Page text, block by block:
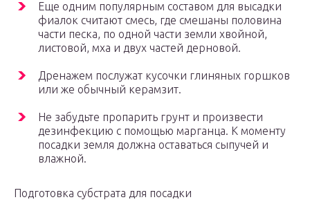
Еще одним популярным составом для высадки
фиалок считают смесь, где смешаны половина
части песка, по одной части земли хвойной,
листовой, мха и двух частей дерновой.
Дренажем послужат кусочки глиняных горшков
или же обычный керамзит.
Не забудьте пропарить грунт и произвести
дезинфекцию с помощью марганца. К моменту
посадки земля должна оставаться сыпучей и
влажной.
Подготовка субстрата для посадки